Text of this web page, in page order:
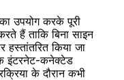
का उपयोग करके पूरी
हैं ताकि बिना साइन
किया जा
इंटरनेट-कनेक्टेड
के दौरान कभी